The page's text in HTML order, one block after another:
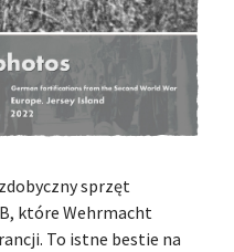
sprzęt
które Wehrmacht
To istne bestie na